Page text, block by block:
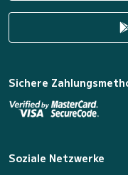
Sichere
Soziale Netzwerke